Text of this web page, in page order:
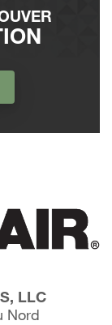
LLC
Nord